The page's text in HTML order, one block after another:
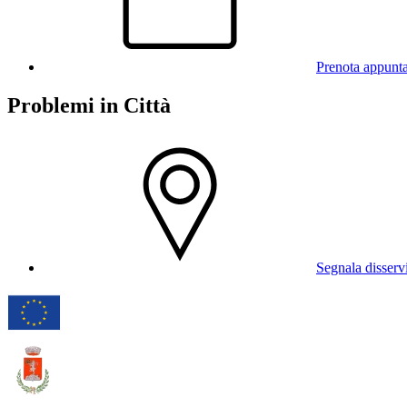
Prenota
Problemi in Città
Segnala